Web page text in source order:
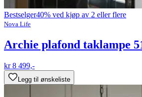
Bestselger40% ved kjøp av 2 eller flere
Nova Life
Archie plafond taklampe
kr 8 499,-
Legg til ønskeliste